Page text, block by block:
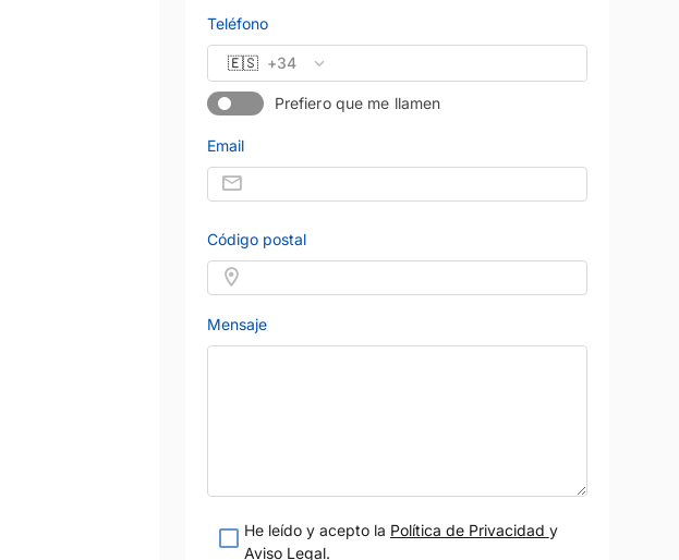
Teléfono
🇪🇸 +34
Prefiero que me llamen
Email
Código postal
Mensaje
He leído y acepto la Política de Privacidad y
Aviso Legal.